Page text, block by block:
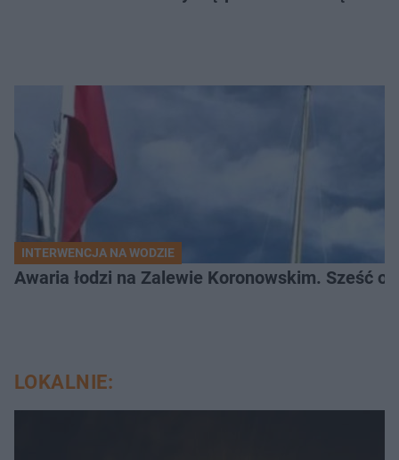
INTERWENCJA NA WODZIE
Awaria łodzi na Zalewie Koronowskim. Sześć
LOKALNIE: